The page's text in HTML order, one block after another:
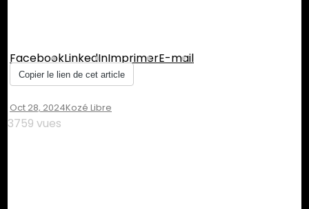
FacebookLinkedInImprimerE-mail
Copier le lien de cet article
Oct 28, 2024Kozé Libre
3759 vues